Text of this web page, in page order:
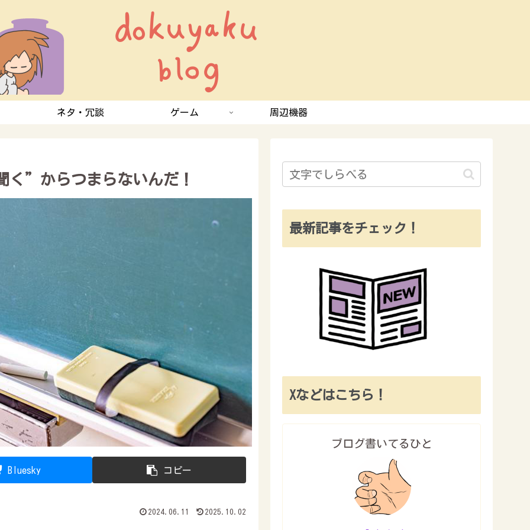
ネタ・冗談 ゲーム 周辺機器
”からつまらないんだ！
Bluesky コピー
2024.06.11 2025.10.02
最新記事をチェック！
Xなどはこちら！
ブログ書いてるひと